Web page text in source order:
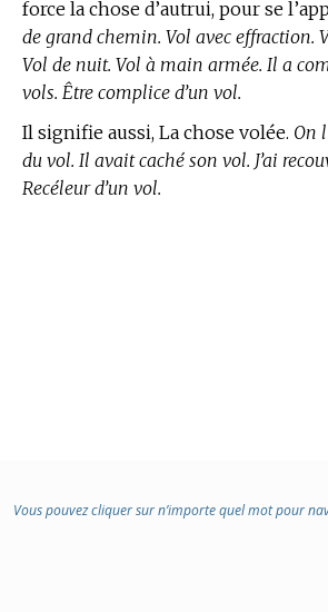
force la chose d’autrui, pour se
de grand chemin. Vol avec effraction.
Vol de nuit. Vol à main armée. Il a
vols. Être complice d’un vol.
Il signifie aussi, La chose volée. On
du vol. Il avait caché son vol. J’ai
Recéleur d’un vol.
Vous pouvez cliquer sur n’importe quel mot pour